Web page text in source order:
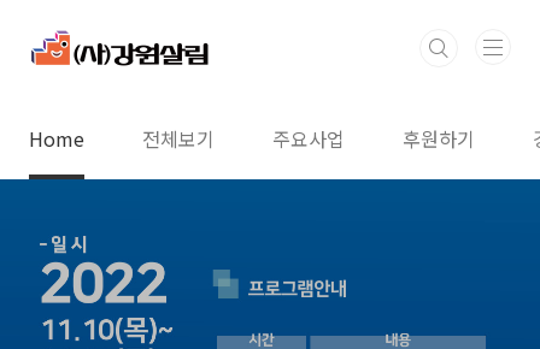
Home 전체보기 주요사업 후원하기